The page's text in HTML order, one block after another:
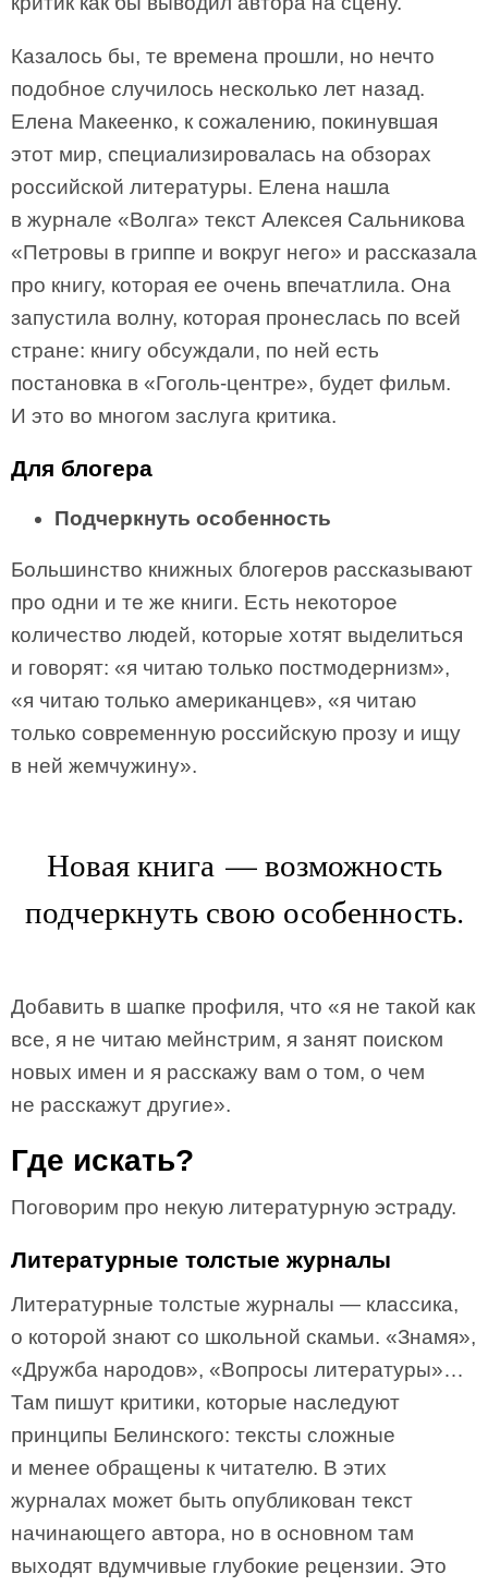
Казалось бы, те времена прошли, но нечто
подобное случилось несколько лет назад.
Елена Макеенко, к сожалению, покинувшая
этот мир, специализировалась на обзорах
российской литературы. Елена нашла
в журнале «Волга» текст Алексея Сальникова
«Петровы в гриппе и вокруг него» и рассказала
про книгу, которая ее очень впечатлила. Она
запустила волну, которая пронеслась по всей
стране: книгу обсуждали, по ней есть
постановка в «Гоголь-центре», будет фильм.
И это во многом заслуга критика.
Для блогера
Подчеркнуть особенность
Большинство книжных блогеров рассказывают
про одни и те же книги. Есть некоторое
количество людей, которые хотят выделиться
и говорят: «я читаю только постмодернизм»,
«я читаю только американцев», «я читаю
только современную российскую прозу и ищу
в ней жемчужину».
Новая книга — возможность
подчеркнуть свою особенность.
Добавить в шапке профиля, что «я не такой как
все, я не читаю мейнстрим, я занят поиском
новых имен и я расскажу вам о том, о чем
не расскажут другие».
Где искать?
Поговорим про некую литературную эстраду.
Литературные толстые журналы
Литературные толстые журналы — классика,
о которой знают со школьной скамьи. «Знамя»,
«Дружба народов», «Вопросы литературы»…
Там пишут критики, которые наследуют
принципы Белинского: тексты сложные
и менее обращены к читателю. В этих
журналах может быть опубликован текст
начинающего автора, но в основном там
выходят вдумчивые глубокие рецензии. Это